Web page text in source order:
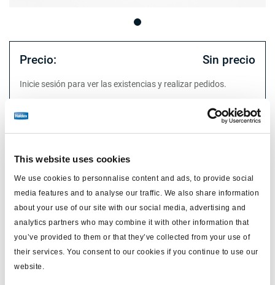
This website uses cookies
We use cookies to personnalise content and ads, to provide social
media features and to analyse our traffic. We also share information
about your use of our site with our social media, advertising and
analytics partners who may combine it with other information that
you’ve provided to them or that they’ve collected from your use of
their services. You consent to our cookies if you continue to use our
website.
Precio: Sin precio
Inicie sesión para ver las existencias y realizar pedidos.
Especificaciones técnicas
controlar
rango descenso auto (bar) 3.6-6.0
regulación elevación auto
sin regul.
rango elevación auto (bar)